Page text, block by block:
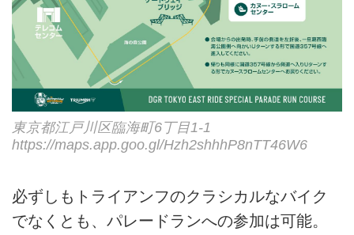
東京都江戸川区臨海町6丁目1-1
https://maps.app.goo.gl/Hzh2shhhP8nTT46W6
必ずしもトライアンフのクラシカルなバイク
でなくとも、パレードランへの参加は可能。